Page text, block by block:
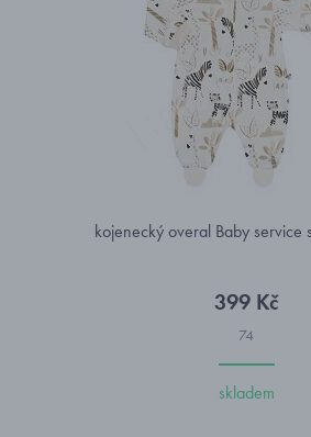
kojenecký overal Baby service
399 Kč
74
skladem